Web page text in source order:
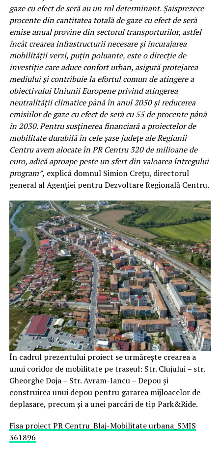
gaze cu efect de seră au un rol determinant. Șaisprezece
procente din cantitatea totală de gaze cu efect de seră
emise anual provine din sectorul transporturilor, astfel
încât crearea infrastructurii necesare și încurajarea
mobilității verzi, puțin poluante, este o direcție de
investiție care aduce confort urban, asigură protejarea
mediului și contribuie la efortul comun de atingere a
obiectivului Uniunii Europene privind atingerea
neutralității climatice până în anul 2050 și reducerea
emisiilor de gaze cu efect de seră cu 55 de procente până
în 2030. Pentru susținerea financiară a proiectelor de
mobilitate durabilă în cele șase județe ale Regiunii
Centru avem alocate în PR Centru 320 de milioane de
euro, adică aproape peste un sfert din valoarea întregului
program”, explică domnul Simion Crețu, directorul
general al Agenției pentru Dezvoltare Regională Centru.
În cadrul prezentului proiect se urmărește crearea a
unui coridor de mobilitate pe traseul: Str. Clujului – str.
Gheorghe Doja – Str. Avram-Iancu – Depou și
construirea unui depou pentru gararea mijloacelor de
deplasare, precum și a unei parcări de tip Park&Ride.
Fisa proiect PR Centru_Blaj-Mobilitate urbana_SMIS
361896